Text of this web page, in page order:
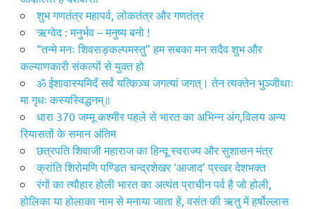
शुभ गणतंत्र महापर्व, लोकतंत्र और गणतंत्र
ऋग्वेद : मनुर्भ‌व – मनुष्य बनो !
“तन्मे मनः शिवसङ्कल्पमस्तु” हम सबका मन सदैव शुभ और
कल्याणकारी संकल्पों से युक्त हो
ॐ ईशावास्यमिदँ सर्वं यत्किञ्च जगत्यां जगत्। तेन त्यक्तेन भुञ्जीथाः
मा गृधः कस्यस्विद्धनम्॥
धारा 370 जम्मू कश्मीर पहले से भारत का अभिन्न अंग,विलय अन्य
रियासतों के समान अंतिम
छत्रपति शिवाजी महाराज का हिन्दू स्वराज्य और सुशासन मंत्र
क्रांति शिरोमणि पण्डित चन्द्रशेखर ‘आजाद’ प्रखर देशभक्त
रंगों का त्यौहार होली भारत का अत्यंत प्राचीन पर्व है जो होली,
होलिका या होलाका नाम से मनाया जाता हें, वसंत की ऋतु में हर्षोल्लास